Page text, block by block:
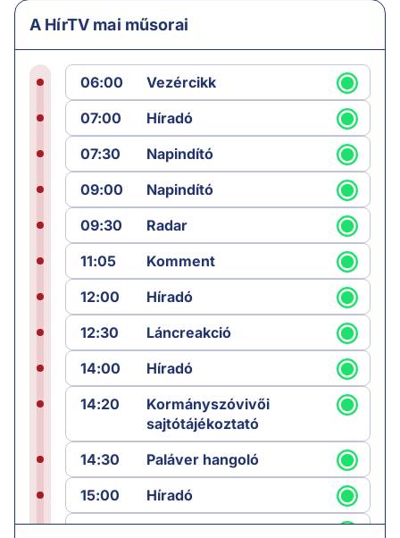
A HírTV mai műsorai
06:00
Vezércikk
07:00
Híradó
07:30
Napindító
09:00
Napindító
09:30
Radar
11:05
Komment
12:00
Híradó
12:30
Láncreakció
14:00
Híradó
14:20
Kormányszóvivői
sajtótájékoztató
14:30
Paláver hangoló
15:00
Híradó
15:30
Paláver